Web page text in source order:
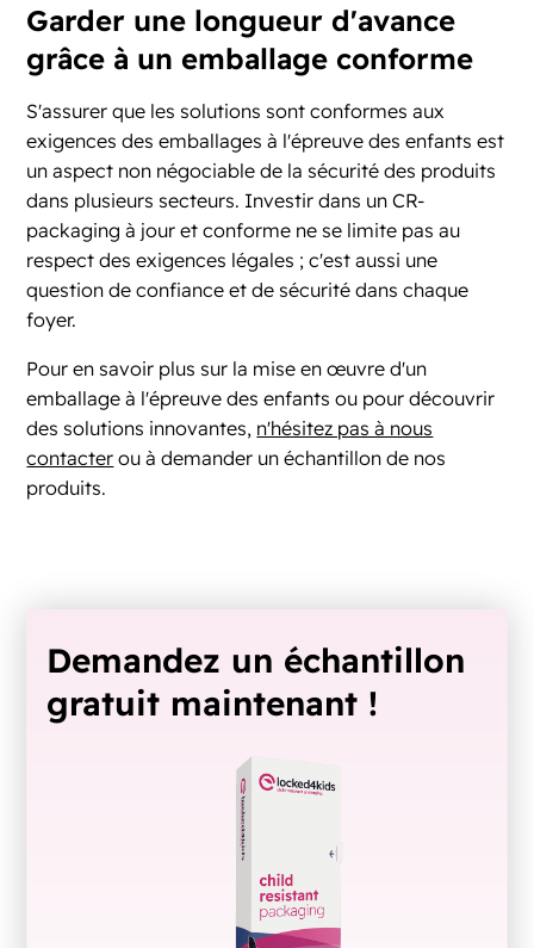
Garder une longueur d'avance
grâce à un emballage conforme
S'assurer que les solutions sont conformes aux
exigences des emballages à l'épreuve des enfants est
un aspect non négociable de la sécurité des produits
dans plusieurs secteurs. Investir dans un CR-
packaging à jour et conforme ne se limite pas au
respect des exigences légales ; c'est aussi une
question de confiance et de sécurité dans chaque
foyer.
Pour en savoir plus sur la mise en œuvre d'un
emballage à l'épreuve des enfants ou pour découvrir
des solutions innovantes, n'hésitez pas à nous
contacter ou à demander un échantillon de nos
produits.
Demandez un échantillon
gratuit maintenant !